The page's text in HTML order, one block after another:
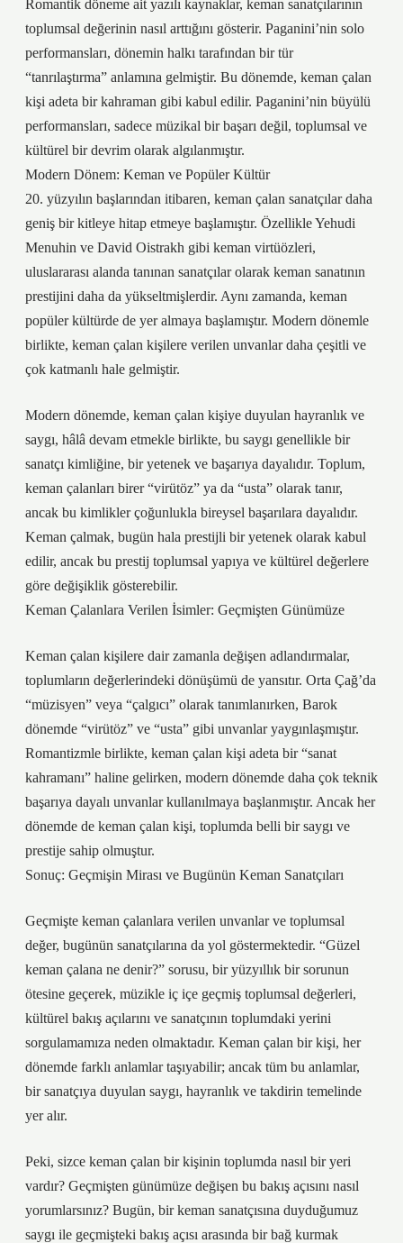
Romantik döneme ait yazılı kaynaklar, keman sanatçılarının
toplumsal değerinin nasıl arttığını gösterir. Paganini’nin solo
performansları, dönemin halkı tarafından bir tür
“tanrılaştırma” anlamına gelmiştir. Bu dönemde, keman çalan
kişi adeta bir kahraman gibi kabul edilir. Paganini’nin büyülü
performansları, sadece müzikal bir başarı değil, toplumsal ve
kültürel bir devrim olarak algılanmıştır.
Modern Dönem: Keman ve Popüler Kültür
20. yüzyılın başlarından itibaren, keman çalan sanatçılar daha
geniş bir kitleye hitap etmeye başlamıştır. Özellikle Yehudi
Menuhin ve David Oistrakh gibi keman virtüözleri,
uluslararası alanda tanınan sanatçılar olarak keman sanatının
prestijini daha da yükseltmişlerdir. Aynı zamanda, keman
popüler kültürde de yer almaya başlamıştır. Modern dönemle
birlikte, keman çalan kişilere verilen unvanlar daha çeşitli ve
çok katmanlı hale gelmiştir.
Modern dönemde, keman çalan kişiye duyulan hayranlık ve
saygı, hâlâ devam etmekle birlikte, bu saygı genellikle bir
sanatçı kimliğine, bir yetenek ve başarıya dayalıdır. Toplum,
keman çalanları birer “virütöz” ya da “usta” olarak tanır,
ancak bu kimlikler çoğunlukla bireysel başarılara dayalıdır.
Keman çalmak, bugün hala prestijli bir yetenek olarak kabul
edilir, ancak bu prestij toplumsal yapıya ve kültürel değerlere
göre değişiklik gösterebilir.
Keman Çalanlara Verilen İsimler: Geçmişten Günümüze
Keman çalan kişilere dair zamanla değişen adlandırmalar,
toplumların değerlerindeki dönüşümü de yansıtır. Orta Çağ’da
“müzisyen” veya “çalgıcı” olarak tanımlanırken, Barok
dönemde “virütöz” ve “usta” gibi unvanlar yaygınlaşmıştır.
Romantizmle birlikte, keman çalan kişi adeta bir “sanat
kahramanı” haline gelirken, modern dönemde daha çok teknik
başarıya dayalı unvanlar kullanılmaya başlanmıştır. Ancak her
dönemde de keman çalan kişi, toplumda belli bir saygı ve
prestije sahip olmuştur.
Sonuç: Geçmişin Mirası ve Bugünün Keman Sanatçıları
Geçmişte keman çalanlara verilen unvanlar ve toplumsal
değer, bugünün sanatçılarına da yol göstermektedir. “Güzel
keman çalana ne denir?” sorusu, bir yüzyıllık bir sorunun
ötesine geçerek, müzikle iç içe geçmiş toplumsal değerleri,
kültürel bakış açılarını ve sanatçının toplumdaki yerini
sorgulamamıza neden olmaktadır. Keman çalan bir kişi, her
dönemde farklı anlamlar taşıyabilir; ancak tüm bu anlamlar,
bir sanatçıya duyulan saygı, hayranlık ve takdirin temelinde
yer alır.
Peki, sizce keman çalan bir kişinin toplumda nasıl bir yeri
vardır? Geçmişten günümüze değişen bu bakış açısını nasıl
yorumlarsınız? Bugün, bir keman sanatçısına duyduğumuz
saygı ile geçmişteki bakış açısı arasında bir bağ kurmak